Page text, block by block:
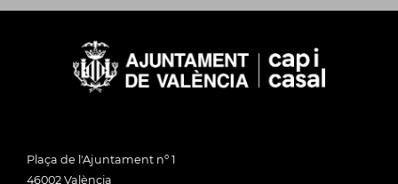
Plaça de l'Ajuntament nº 1
46002 València